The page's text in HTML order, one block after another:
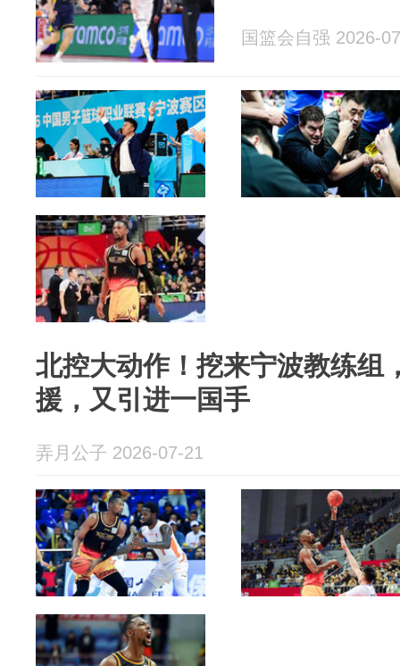
国篮会自强 2026-
北控大动作！挖来宁波教练组
援，又引进一国手
弄月公子 2026-07-21